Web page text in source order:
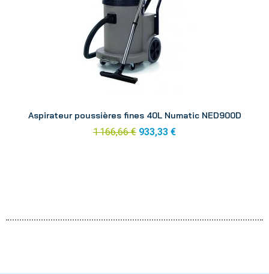
Aspirateur poussières fines 40L Numatic NED900D
1 166,66 € 933,33 €